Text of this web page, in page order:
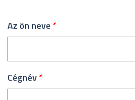
Az ön neve *
Cégnév*